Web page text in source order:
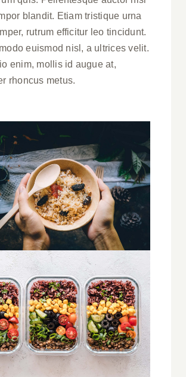
blandit. Etiam tristique urna
rutrum efficitur leo tincidunt.
euismod nisl, a ultrices velit.
enim, mollis id augue at,
rhoncus metus.